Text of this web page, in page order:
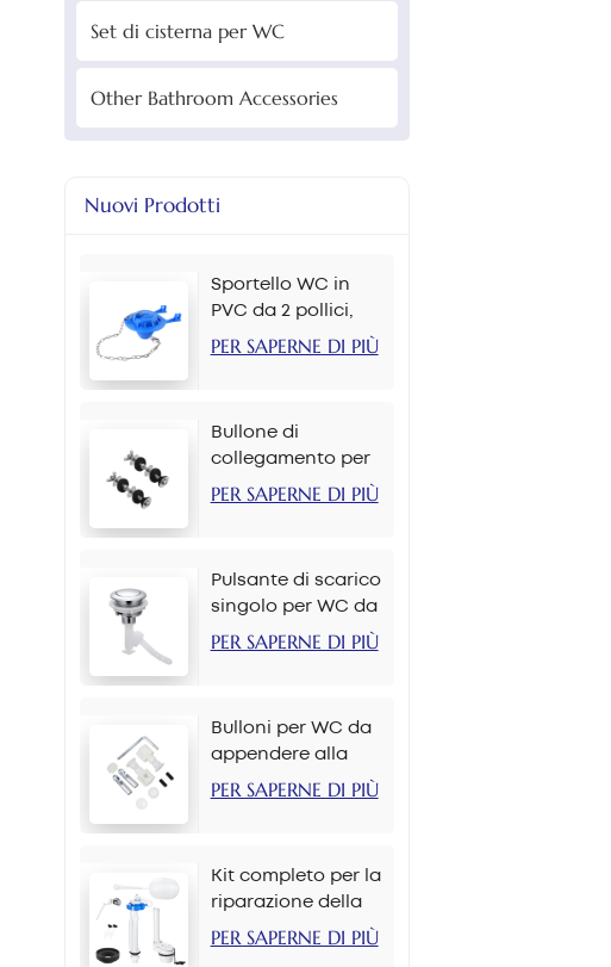
Set di cisterna per WC
Other Bathroom Accessories
Nuovi Prodotti
Sportello WC in
PVC da 2 pollici,
colori multipli
PER SAPERNE DI PIÙ
Bullone di
collegamento per
cassetta del water
PER SAPERNE DI PIÙ
Pulsante di scarico
singolo per WC da
38 mm per catena
PER SAPERNE DI PIÙ
Bulloni per WC da
appendere alla
parete M12*70mm
PER SAPERNE DI PIÙ
Kit completo per la
riparazione della
cassetta del WC
PER SAPERNE DI PIÙ